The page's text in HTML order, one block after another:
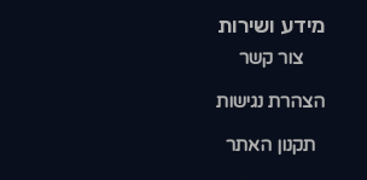
מידע ושירות
צור קשר
הצהרת נגישות
תקנון האתר